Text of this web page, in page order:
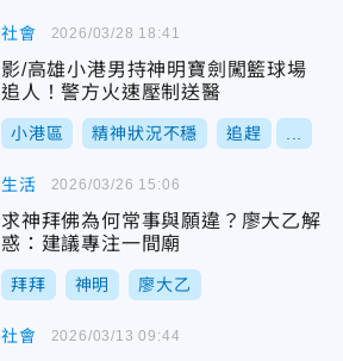
社會
影/高雄小港男持神明寶劍闖籃球場
追人！警方火速壓制送醫
小港區 精神狀況不穩 追趕
2026/03/28 18:41
生活
求神拜佛為何常事與願違？廖大乙解
惑：建議專注一間廟
拜拜 神明 廖大乙
2026/03/26 15:06
社會 2026/03/13 09:44